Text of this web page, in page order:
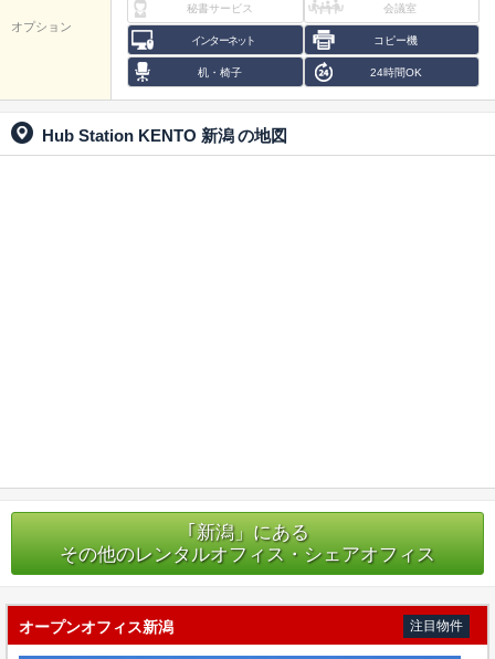
オプション
秘書サービス 会議室
インターネット コピー機
机・椅子 24時間OK
Hub Station KENTO 新潟の地図
｢新潟」にある
その他のレンタルオフィス・シェアオフィス
オープンオフィス新潟 注目物件